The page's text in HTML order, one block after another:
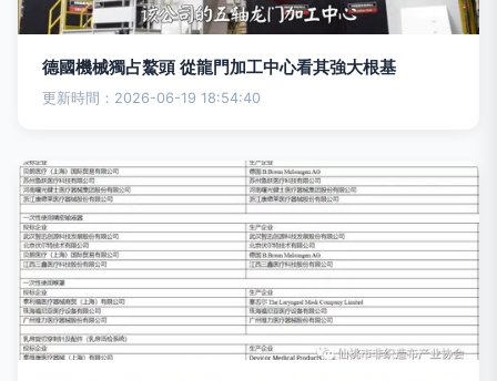
德國機械獨占鰲頭 從龍門加工中心看其強大根基
更新時間：2026-06-19 18:54:40